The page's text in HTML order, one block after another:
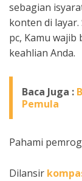
sebagian
konten di
pc, Kamu
keahlian Anda.
Baca Juga :
Pemula
Pahami
Dilansir